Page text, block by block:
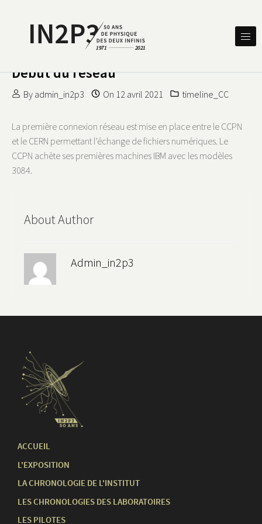
IN2P3 50 ANS DE PHYSIQUE
Début du réseau
By admin_in2p3 On 12 avril 2021 timeline_CC
La première connexion réseau est mise en place entre le CCPN
et le CERN permettant l’échange de fichiers numériques. Le
CCPN achète ses premières machines IBM avec les modèles
3084.
About Author
Admin_in2p3
ACCUEIL
L'EXPOSITION
LA CHRONOLOGIE DE L'INSTITUT
LES CHRONOLOGIES DES LABORATOIRES
LES PILOTES